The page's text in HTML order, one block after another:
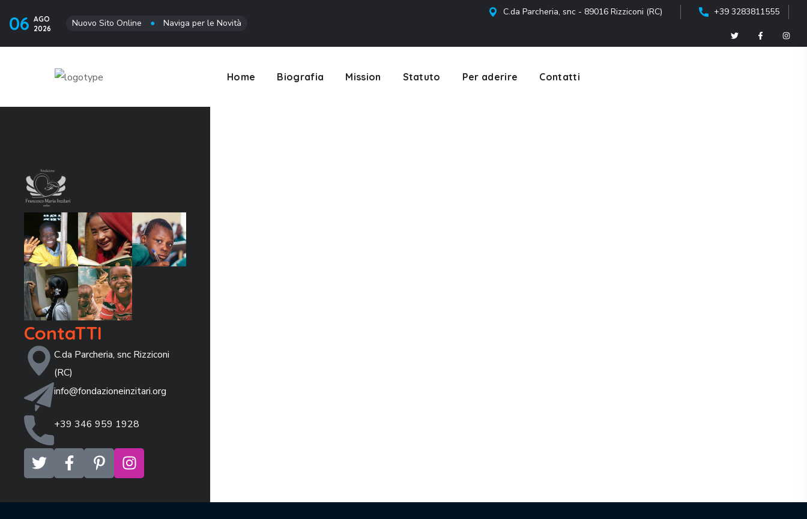
06 AGO
2026
Nuovo Sito Online ● Naviga per le Novità
C.da Parcheria, snc - 89016 Rizziconi (RC) +39 3283811555
Home Biografia Mission Statuto Per aderire Contatti
ContaTTI
C.da Parcheria, snc Rizziconi
(RC)
info@fondazioneinzitari.org
+39 346 959 1928